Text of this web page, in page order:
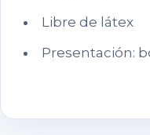
Libre de látex
Presentación: